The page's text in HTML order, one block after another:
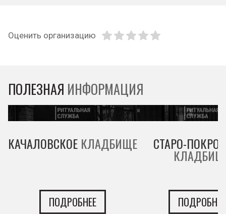
Оценить организацию
ПОЛЕЗНАЯ ИНФОРМАЦИЯ
КАЧАЛОВСКОЕ КЛАДБИЩЕ
ПОДРОБНЕЕ
СТАРО-
ПОДРОБНЕЕ